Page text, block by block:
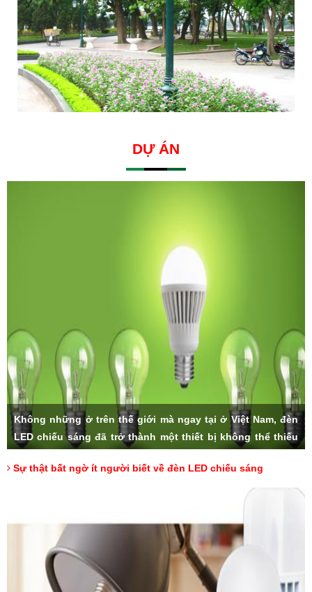
DỰ ÁN
Không những ở trên thế giới mà ngay tại ở Việt Nam, đèn
LED chiếu sáng đã trở thành một thiết bị không thể thiếu
độ ưa chuộng của người tiêu dùng, sản phẩm đèn LED
nhanh chóng trở thành lựa chọn hàng đầu khi chúng ta có
đã thực sự hiểu về đèn LED cùng những thông số đặc biệt
Sự thật bất ngờ ít người biết về đèn LED chiếu sáng